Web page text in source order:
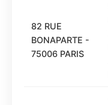
82 RUE
BONAPARTE -
75006 PARIS